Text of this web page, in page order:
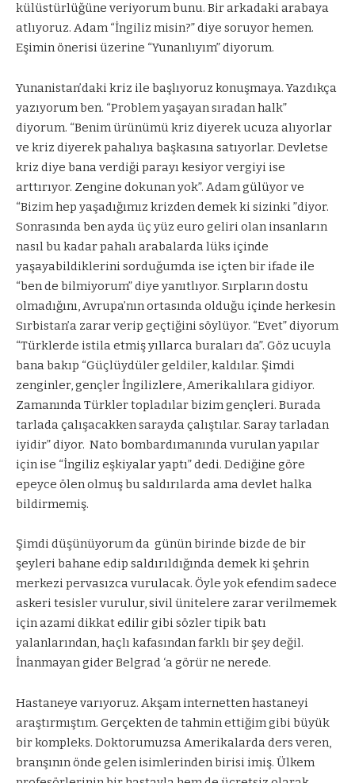
külüstürlüğüne veriyorum bunu. Bir arkadaki arabaya
atlıyoruz. Adam “İngiliz misin?” diye soruyor hemen.
Eşimin önerisi üzerine “Yunanlıyım” diyorum.
Yunanistan’daki kriz ile başlıyoruz konuşmaya. Yazdıkça
yazıyorum ben. “Problem yaşayan sıradan halk”
diyorum. “Benim ürünümü kriz diyerek ucuza alıyorlar
ve kriz diyerek pahalıya başkasına satıyorlar. Devletse
kriz diye bana verdiği parayı kesiyor vergiyi ise
arttırıyor. Zengine dokunan yok”. Adam gülüyor ve
“Bizim hep yaşadığımız krizden demek ki sizinki ”diyor.
Sonrasında ben ayda üç yüz euro geliri olan insanların
nasıl bu kadar pahalı arabalarda lüks içinde
yaşayabildiklerini sorduğumda ise içten bir ifade ile
“ben de bilmiyorum” diye yanıtlıyor. Sırpların dostu
olmadığını, Avrupa’nın ortasında olduğu içinde herkesin
Sırbistan’a zarar verip geçtiğini söylüyor. “Evet” diyorum
“Türklerde istila etmiş yıllarca buraları da”. Göz ucuyla
bana bakıp “Güçlüydüler geldiler, kaldılar. Şimdi
zenginler, gençler İngilizlere, Amerikalılara gidiyor.
Zamanında Türkler topladılar bizim gençleri. Burada
tarlada çalışacakken sarayda çalıştılar. Saray tarladan
iyidir” diyor. Nato bombardımanında vurulan yapılar
için ise “İngiliz eşkiyalar yaptı” dedi. Dediğine göre
epeyce ölen olmuş bu saldırılarda ama devlet halka
bildirmemiş.
Şimdi düşünüyorum da günün birinde bizde de bir
şeyleri bahane edip saldırıldığında demek ki şehrin
merkezi pervasızca vurulacak. Öyle yok efendim sadece
askeri tesisler vurulur, sivil ünitelere zarar verilmemek
için azami dikkat edilir gibi sözler tipik batı
yalanlarından, haçlı kafasından farklı bir şey değil.
İnanmayan gider Belgrad ‘a görür ne nerede.
Hastaneye varıyoruz. Akşam internetten hastaneyi
araştırmıştım. Gerçekten de tahmin ettiğim gibi büyük
bir kompleks. Doktorumuzsa Amerikalarda ders veren,
branşının önde gelen isimlerinden birisi imiş. Ülkem